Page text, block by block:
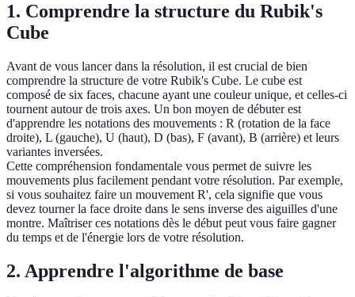
1. Comprendre la structure du Rubik's
Cube
Avant de vous lancer dans la résolution, il est crucial de bien
comprendre la structure de votre Rubik's Cube. Le cube est
composé de six faces, chacune ayant une couleur unique, et celles-ci
tournent autour de trois axes. Un bon moyen de débuter est
d'apprendre les notations des mouvements : R (rotation de la face
droite), L (gauche), U (haut), D (bas), F (avant), B (arrière) et leurs
variantes inversées.
Cette compréhension fondamentale vous permet de suivre les
mouvements plus facilement pendant votre résolution. Par exemple,
si vous souhaitez faire un mouvement R', cela signifie que vous
devez tourner la face droite dans le sens inverse des aiguilles d'une
montre. Maîtriser ces notations dès le début peut vous faire gagner
du temps et de l'énergie lors de votre résolution.
2. Apprendre l'algorithme de base